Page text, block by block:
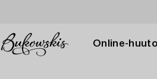
Online-